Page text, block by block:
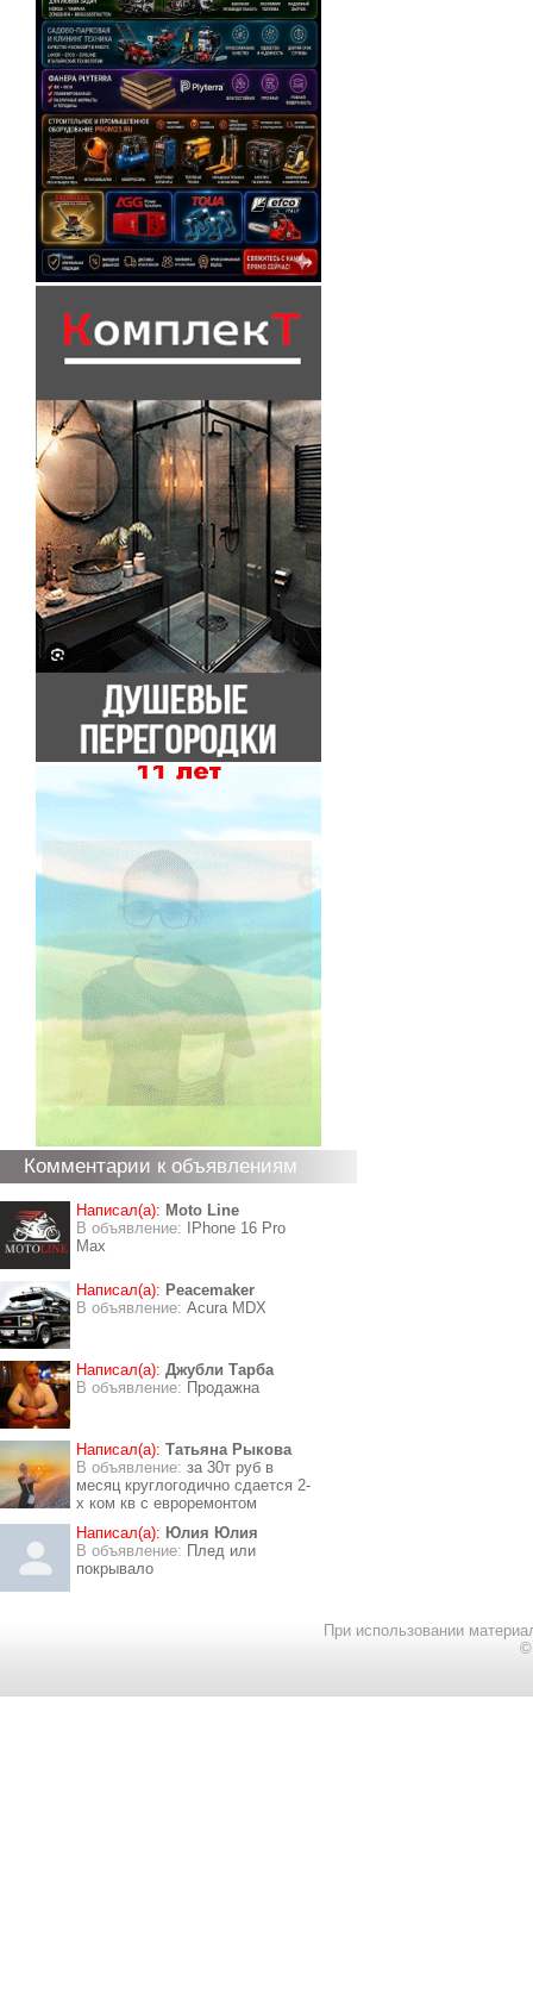
Комментарии к объявлениям
Написал(а): Moto Line
В объявление:
IPhone 16 Pro
Max
Написал(а): Peacemaker
В объявление: Acura MDX
Написал(а): Джубли Тарба
В объявление: Продажна
Написал(а): Татьяна Рыкова
В объявление: за 30т руб в
месяц круглогодично сдается 2-
х ком кв с евроремонтом
Написал(а): Юлия Юлия
В объявление: Плед или
покрывало
При использовании